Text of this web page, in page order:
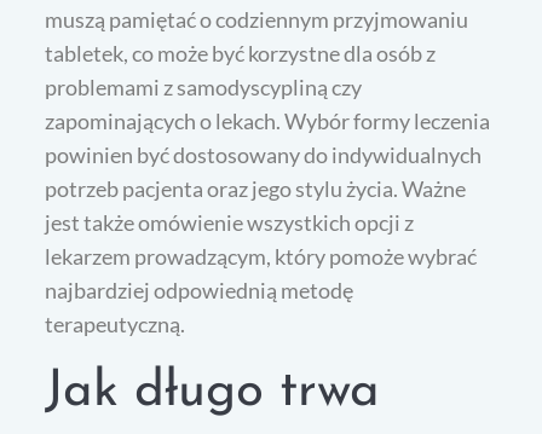
muszą pamiętać o codziennym przyjmowaniu
tabletek, co może być korzystne dla osób z
problemami z samodyscypliną czy
zapominających o lekach. Wybór formy leczenia
powinien być dostosowany do indywidualnych
potrzeb pacjenta oraz jego stylu życia. Ważne
jest także omówienie wszystkich opcji z
lekarzem prowadzącym, który pomoże wybrać
najbardziej odpowiednią metodę
terapeutyczną.
Jak długo trwa